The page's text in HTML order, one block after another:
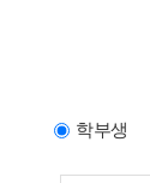
학부생